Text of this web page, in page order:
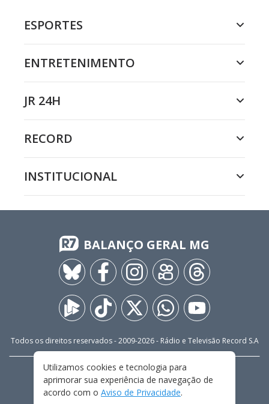
ESPORTES
ENTRETENIMENTO
JR 24H
RECORD
INSTITUCIONAL
BALANÇO GERAL MG
Todos os direitos reservados - 2009-2026- Rádio e Televisão Record S.A
FALE CONOSCO
PRIVACIDADE
TERMOS E CONDIÇÕES DE USO
Utilizamos cookies e tecnologia para
aprimorar sua experiência de navegação de
acordo com o Aviso de Privacidade.